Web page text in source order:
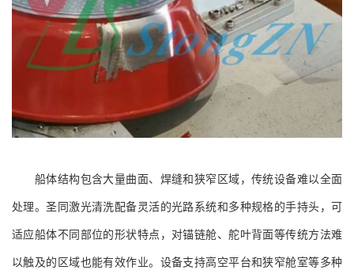
船体结构包含大量曲面、焊缝和狭窄区域，传统设备难以全面
处理。圣同激光清洗配备灵活的光路系统和多种规格的手持头，可
适应船体不同部位的形状特点，对锚链舱、舵叶背面等传统方法难
以触及的区域也能有效作业。设备支持高空平台和狭窄舱室等多种